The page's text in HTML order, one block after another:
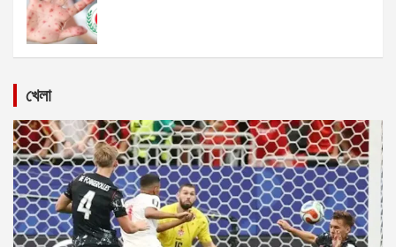
খেলা